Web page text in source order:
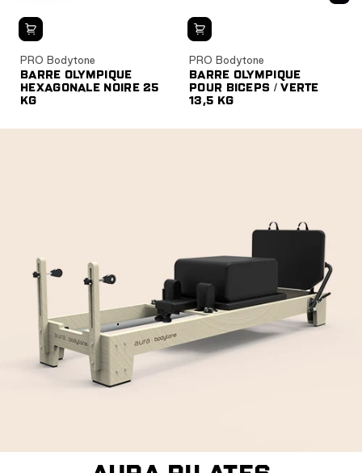
PRO Bodytone
BARRE OLYMPIQUE
HEXAGONALE NOIRE 25
KG
PRO Bodytone
BARRE OLYMPIQUE
POUR BICEPS / VERTE
13,5 KG